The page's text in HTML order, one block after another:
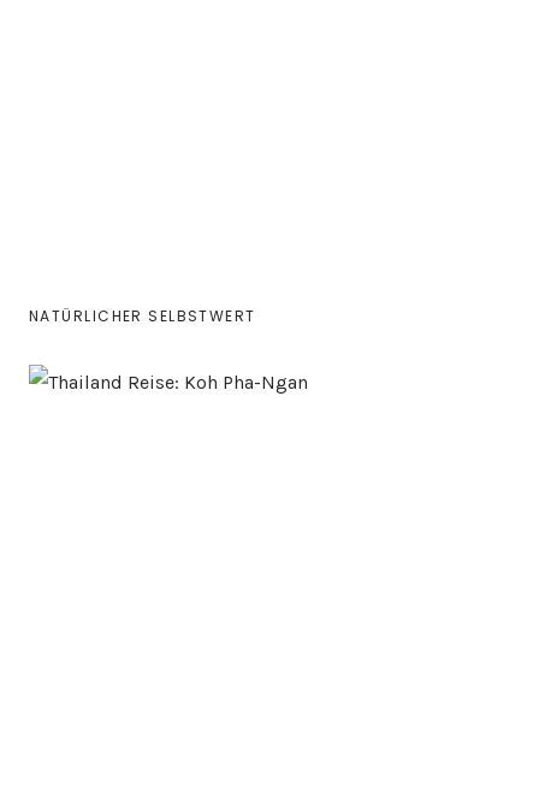
NATÜRLICHER SELBSTWERT